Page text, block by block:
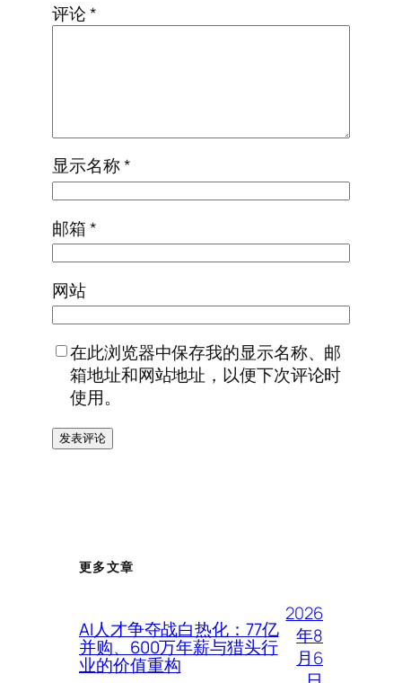
评论*
显示名称*
邮箱*
网站
在此浏览器中保存我的显示名称、邮
箱地址和网站地址，以便下次评论时
使用。
更多文章
AI人才争夺战白热化：77亿
并购、600万年薪与猎头行
业的价值重构
2026
年8
月6